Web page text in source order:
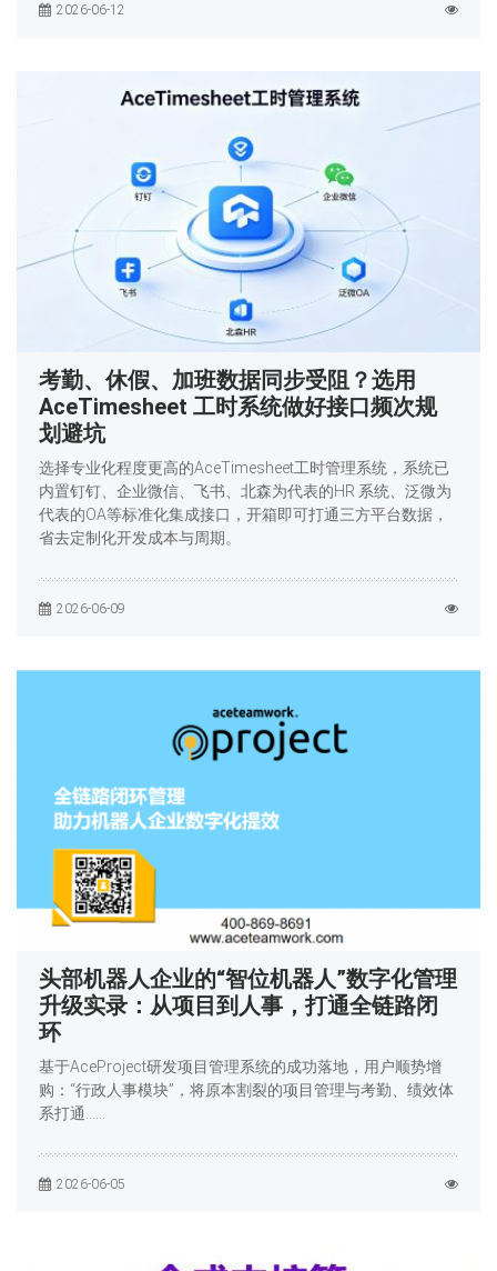
2026-06-12
考勤、休假、加班数据同步受阻？选用
AceTimesheet 工时系统做好接口频次规
划避坑
选择专业化程度更高的AceTimesheet工时管理系统，系统已
内置钉钉、企业微信、飞书、北森为代表的HR 系统、泛微为
代表的OA等标准化集成接口，开箱即可打通三方平台数据，
省去定制化开发成本与周期。
2026-06-09
头部机器人企业的“智位机器人”数字化管理
升级实录：从项目到人事，打通全链路闭
环
基于AceProject研发项目管理系统的成功落地，用户顺势增
购：“行政人事模块”，将原本割裂的项目管理与考勤、绩效体
系打通……
2026-06-05